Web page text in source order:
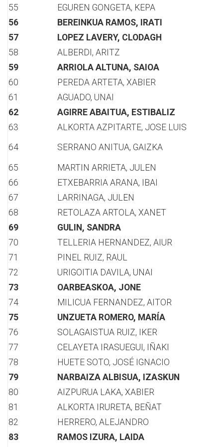
55
EGUREN GONGETA, KEPA
56
BEREINKUA RAMOS, IRATI
57
LOPEZ LAVERY, CLODAGH
58
ALBERDI, ARITZ
59
ARRIOLA ALTUNA, SAIOA
60
PEREDA ARTETA, XABIER
61
AGUADO, UNAI
62
AGIRRE ABAITUA, ESTIBALIZ
63
ALKORTA AZPITARTE, JOSE LUIS
64
SERRANO ANITUA, GAIZKA
65
MARTIN ARRIETA, JULEN
66
ETXEBARRIA ARANA, IBAI
67
LARRINAGA, JULEN
68
RETOLAZA ARTOLA, XANET
69
GULIN, SANDRA
70
TELLERIA HERNANDEZ, AIUR
71
PINEL RUIZ, RAUL
72
URIGOITIA DAVILA, UNAI
73
OARBEASKOA, JONE
74
MILICUA FERNANDEZ, AITOR
75
UNZUETA ROMERO, MARÍA
76
SOLAGAISTUA RUIZ, IKER
77
CELAYETA IRASUEGUI, IÑAKI
78
HUETE SOTO, JOSÉ IGNACIO
79
NARBAIZA ALBISUA, IZASKUN
80
AIZPURUA LAKA, XABIER
81
ALKORTA IRURETA, BEÑAT
82
HERRERO, ALEJANDRO
83
RAMOS IZURA, LAIDA